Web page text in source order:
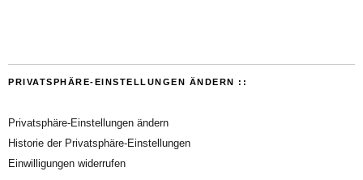
PRIVATSPHÄRE-EINSTELLUNGEN ÄNDERN ::
Privatsphäre-Einstellungen ändern
Historie der Privatsphäre-Einstellungen
Einwilligungen widerrufen